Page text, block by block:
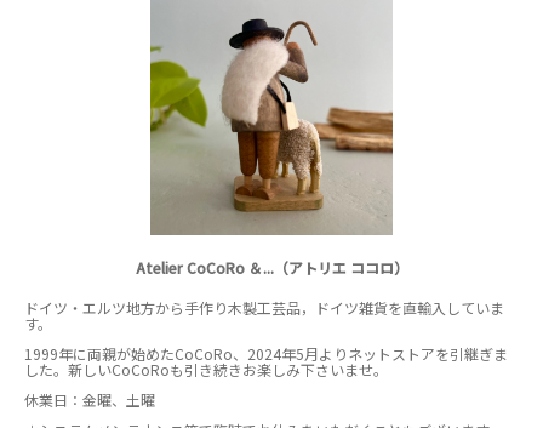
Atelier CoCoRo ＆...（アトリエ ココロ）
ドイツ・エルツ地方から手作り木製工芸品，ドイツ雑貨を直輸入していま
す。
1999年に両親が始めたCoCoRo、2024年5月よりネットストアを引継ぎま
した。新しいCoCoRoも引き続きお楽しみ下さいませ。
休業日：金曜、土曜